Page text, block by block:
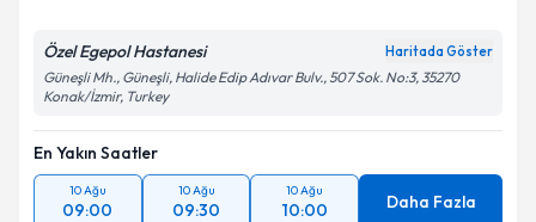
Özel Egepol Hastanesi Haritada Göster
Güneşli Mh., Güneşli, Halide Edip Adıvar Bulv., 507 Sok. No:3, 35270
Konak/İzmir, Turkey
En Yakın Saatler
10 Ağu
09:00
10 Ağu
09:30
10 Ağu
10:00 Daha Fazla